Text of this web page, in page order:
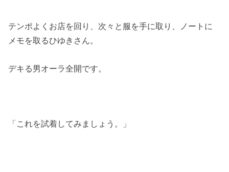
テンポよくお店を回り、次々と服を手に取り、ノートに
メモを取るひゆきさん。
デキる男オーラ全開です。
「これを試着してみましょう。」